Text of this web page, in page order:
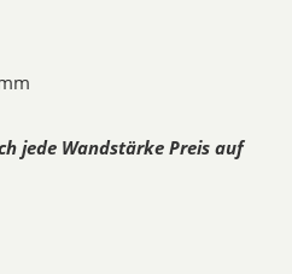
jede Wandstärke Preis auf